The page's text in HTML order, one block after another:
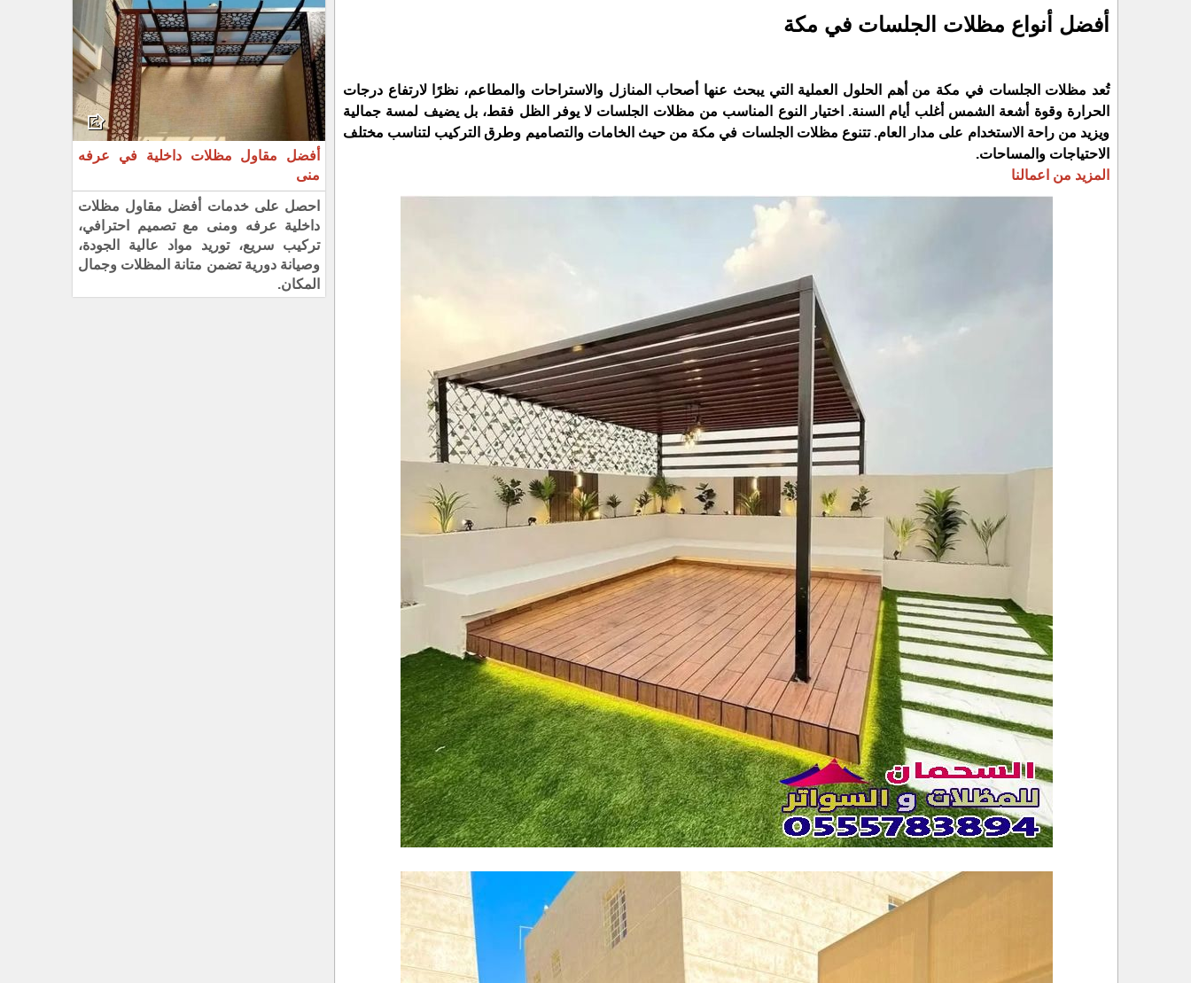
أفضل أنواع مظلات الجلسات في مكة
تُعد مظلات الجلسات في مكة من أهم الحلول العملية التي يبحث عنها أصحاب المنازل والاستراحات والمطاعم، نظرًا لارتفاع درجات
الحرارة وقوة أشعة الشمس أغلب أيام السنة. اختيار النوع المناسب من مظلات الجلسات لا يوفر الظل فقط، بل يضيف لمسة جمالية
ويزيد من راحة الاستخدام على مدار العام. تتنوع مظلات الجلسات في مكة من حيث الخامات والتصاميم وطرق التركيب لتناسب مختلف
الاحتياجات والمساحات.
المزيد من اعمالنا
أفضل مقاول مظلات داخلية في عرفه
منى
احصل على خدمات أفضل مقاول مظلات
داخلية عرفه ومنى مع تصميم احترافي،
تركيب سريع، توريد مواد عالية الجودة،
وصيانة دورية تضمن متانة المظلات وجمال
المكان.